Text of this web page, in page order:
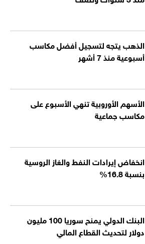
الذهب يتجه لتسجيل أفضل مكاسب
أسبوعية منذ 7 أشهر
الأسهم الأوروبية تنهي الأسبوع على
مكاسب جماعية
انخفاض إيرادات النفط والغاز الروسية
بنسبة 16.8%
البنك الدولي يمنح سوريا 100 مليون
دولار لتحديث القطاع المالي